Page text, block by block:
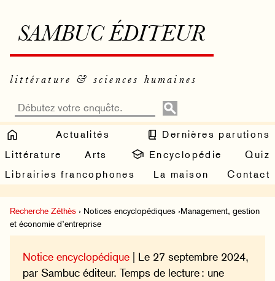
SAMBUC ÉDITEUR
littérature & sciences humaines
Actualités
Dernières parutions
Littérature
Arts Encyclopédie
Quiz
Librairies francophones
La maison Contact
Recherche Zéthès › Notices encyclopédiques ›Management, gestion
et économie d’entreprise
Notice encyclopédique | Le 27 septembre 2024,
par Sambuc éditeur. Temps de lecture : une